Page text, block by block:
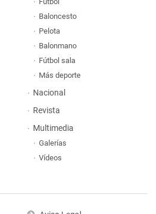
Baloncesto
Pelota
Balonmano
Fútbol sala
Más deporte
Nacional
Revista
Multimedia
Galerías
Vídeos